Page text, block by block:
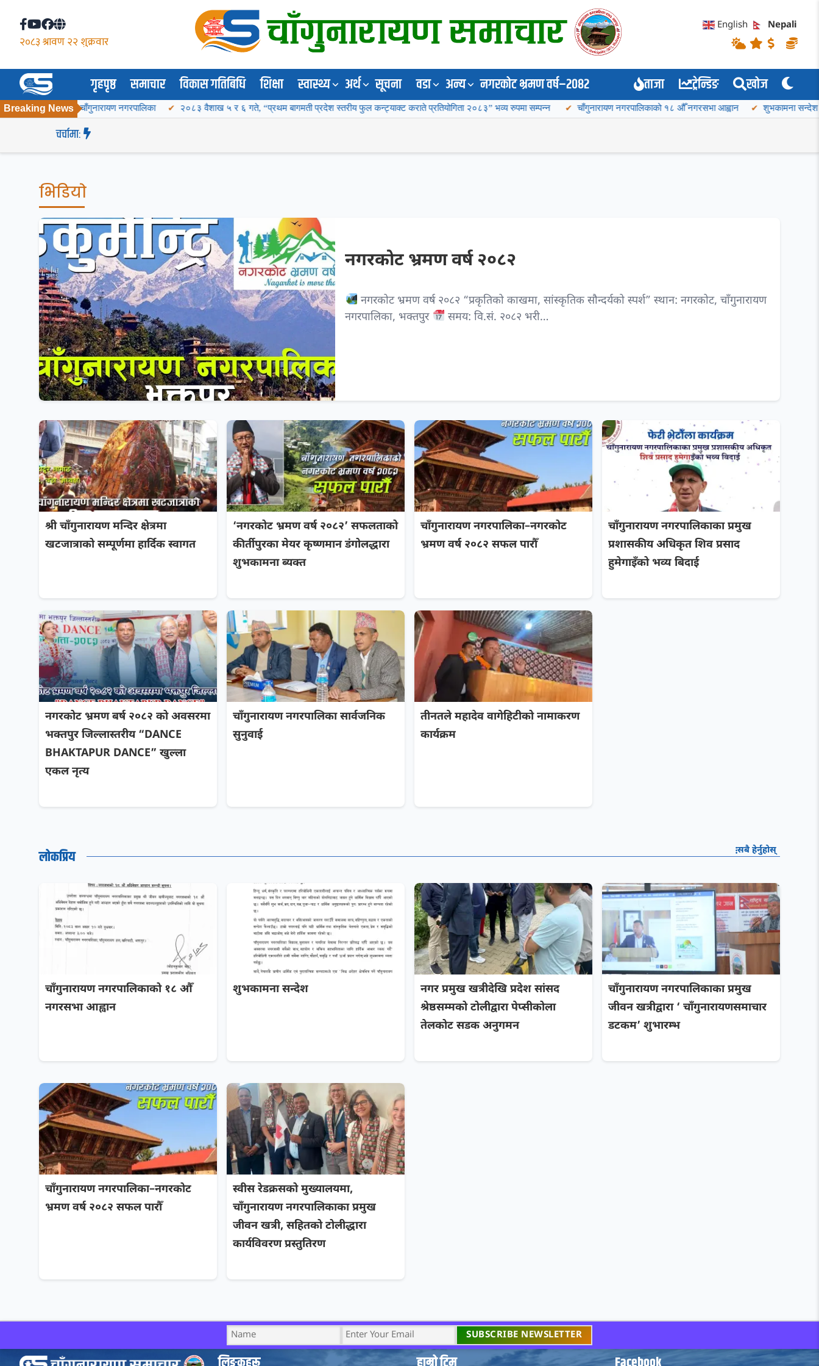
English Nepali
गृहपृष्ठ समाचार विकास गतिबिधि शिक्षा स्वास्थ्य अर्थ सूचना वडा अन्य नगरकोट भ्रमण वर्ष–२०८२ ताजा ट्रेन्डिङ खोज
Breaking News
बनाउँदै चाँगुनारायण नगरपालिका २०८३ वैशाख ५ र ६ गते, “प्रथम बागमती प्रदेश स्तरीय फुल कन्ट्याक्ट कराते प्रतियोगिता २०८३” भव्य रुपमा सम्पन्न चाँगुनारायण नगरपालिकाको १८ औँ नगरसभा आह्वान शुभकामना सन्देश शोक
चर्चामा:
भिडियाे
नगरकोट भ्रमण वर्ष २०८२
नगरकोट भ्रमण वर्ष २०८२ “प्रकृतिको काखमा, सांस्कृतिक सौन्दर्यको स्पर्श” स्थान: नगरकोट, चाँगुनारायण
नगरपालिका, भक्तपुर
समय: वि.सं. २०८२ भरी…
श्री चाँगुनारायण मन्दिर क्षेत्रमा
खटजात्राको सम्पूर्णमा हार्दिक स्वागत
‘नगरकोट भ्रमण वर्ष २०८२’ सफलताको
कीर्तीपुरका मेयर कृष्णमान डंगोलद्धारा
शुभकामना ब्यक्त
चाँगुनारायण नगरपालिका–नगरकोट
भ्रमण वर्ष २०८२ सफल पारौँ
चाँगुनारायण नगरपालिकाका प्रमुख
प्रशासकीय अधिकृत शिव प्रसाद
हुमेगाइँको भव्य बिदाई
नगरकोट भ्रमण बर्ष २०८२ को अवसरमा
भक्तपुर जिल्लास्तरीय “DANCE
BHAKTAPUR DANCE” खुल्ला
एकल नृत्य
चाँगुनारायण नगरपालिका सार्वजनिक
सुनुवाई
तीनतले महादेव वागेहिटीको नामाकरण
कार्यक्रम
लोकप्रिय सबै हेर्नुहोस्
चाँगुनारायण नगरपालिकाको १८ औँ
नगरसभा आह्वान
शुभकामना सन्देश
नगर प्रमुख खत्रीदेखि प्रदेश सांसद
श्रेष्ठसम्मको टोलीद्वारा पेप्सीकोला
तेलकोट सडक अनुगमन
चाँगुनारायण नगरपालिकाका प्रमुख
जीवन खत्रीद्वारा ‘ चाँगुनारायणसमाचार
डटकम’ शुभारम्भ
चाँगुनारायण नगरपालिका–नगरकोट
भ्रमण वर्ष २०८२ सफल पारौँ
स्वीस रेडक्रसको मुख्यालयमा,
चाँगुनारायण नगरपालिकाका प्रमुख
जीवन खत्री, सहितको टोलीद्धारा
कार्यविवरण प्रस्तुतिरण